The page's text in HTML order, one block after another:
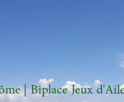
| Biplace Jeux